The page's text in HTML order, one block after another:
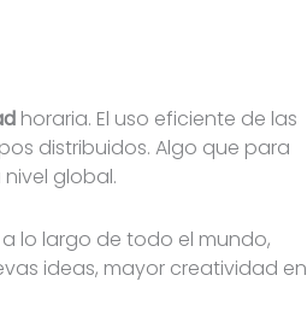
horaria. El uso eficiente de las
distribuidos. Algo que para
global.
lo largo de todo el mundo,
ideas, mayor creatividad en